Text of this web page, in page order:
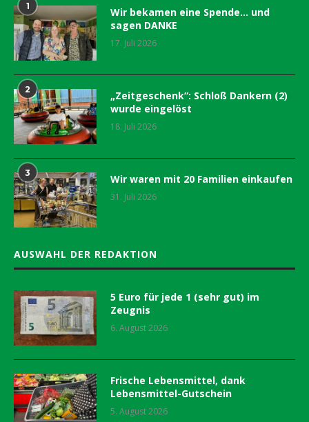
1
Wir bekamen eine Spende… und
sagen DANKE
17. Juli 2026
2
„Zeitgeschenk“: Schloß Dankern (2)
wurde eingelöst
18. Juli 2026
3 Wir waren mit 20 Familien einkaufen
31. Juli 2026
AUSWAHL DER REDAKTION
5 Euro für jede 1 (sehr gut) im
Zeugnis
6. August 2026
Frische Lebensmittel, dank
Lebensmittel-Gutschein
5. August 2026